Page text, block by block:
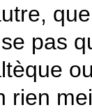
pas
rien